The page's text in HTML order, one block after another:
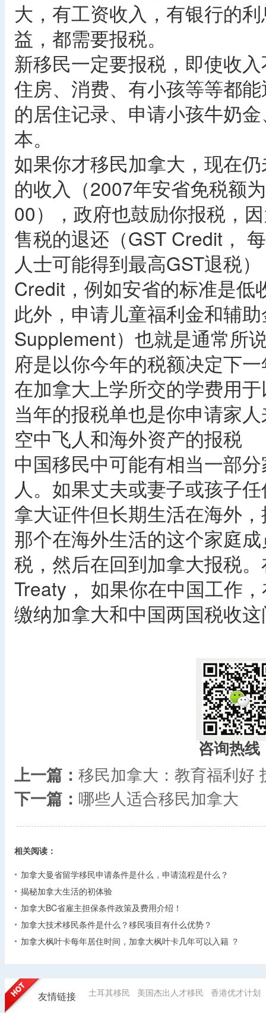
大，有工资收入，有银行的
益，都需要报税。
新移民一定要报税，即使收
住房、消费、有小孩等等都
的居住记录、申请小孩牛奶
本。
如果你才移民加拿大，现在
的收入（2007年安省免税额
00），政府也鼓励你报税，
售税的退还（GST Credit，
人士可能得到最高GST退税
Credit，例如安省的标准是低
此外，申请儿童福利金和辅
Supplement）也就是通常所
府是以你今年的税额决定下
在加拿大上学所交的学费用
当年的报税单也是你申请家
空中飞人和海外资产的报税
中国移民中可能有相当一部
人。如果丈夫或妻子或孩子
拿大证件但长期生活在海外
那个在海外生活的这个家庭
税，然后在回到加拿大报税
Treaty， 如果你在中国工作
缴纳加拿大和中国两国税收
咨询热线
上一篇： 移民加拿大：教育福利好
下一篇： 哪些人适合移民加拿大
相关阅读：
加拿大曼省留学移民申请条件是什么，申请流程是什么？
揭秘加拿大生活的初体验
加拿大BC省雇主担保条件政策及费用介绍！
加拿大技术移民条件是什么？移民项目有什么优势？
加拿大枫叶卡每年居住时间，加拿大枫叶卡几年可以入籍 ？
友情链接 土耳其移民 美国杰出人才移民 香港优才计划